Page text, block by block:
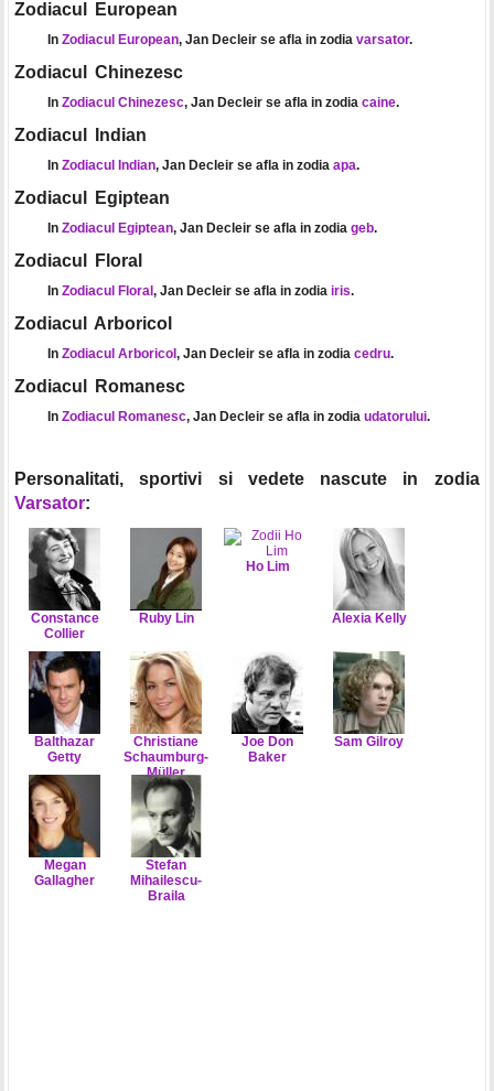
Zodiacul European
In Zodiacul European, Jan Decleir se afla in zodia varsator.
Zodiacul Chinezesc
In Zodiacul Chinezesc, Jan Decleir se afla in zodia caine.
Zodiacul Indian
In Zodiacul Indian, Jan Decleir se afla in zodia apa.
Zodiacul Egiptean
In Zodiacul Egiptean, Jan Decleir se afla in zodia geb.
Zodiacul Floral
In Zodiacul Floral, Jan Decleir se afla in zodia iris.
Zodiacul Arboricol
In Zodiacul Arboricol, Jan Decleir se afla in zodia cedru.
Zodiacul Romanesc
In Zodiacul Romanesc, Jan Decleir se afla in zodia udatorului.
Personalitati, sportivi si vedete nascute in zodia
Varsator:
Constance
Collier
Ruby Lin
Ho Lim
Alexia Kelly
Balthazar
Getty
Christiane
Schaumburg-
Müller
Joe Don
Baker
Sam Gilroy
Megan
Gallagher
Stefan
Mihailescu-
Braila